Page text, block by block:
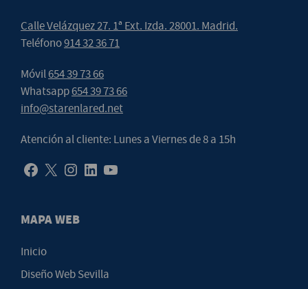
Calle Velázquez 27. 1ª Ext. Izda. 28001. Madrid.
Teléfono914 32 36 71
Móvil654 39 73 66
Whatsapp654 39 73 66
info@starenlared.net
Atención al cliente: Lunes a Viernes de 8 a 15h
MAPA WEB
Inicio
Diseño Web Sevilla